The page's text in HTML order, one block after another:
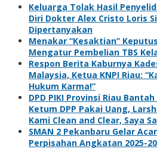
Keluarga Tolak Hasil
Diri Dokter Alex Cristo Loris
Dipertanyakan
Menakar “Kesaktian”
Mengatur Pembelian TBS
Respon Berita Kaburnya
Malaysia, Ketua KNPI Riau:
Hukum Karma!”
DPD PIKI Provinsi Riau
Ketum DPP Pakai Uang,
Kami Clean and Clear, Saya
SMAN 2 Pekanbaru Gelar
Perpisahan Angkatan 2025-